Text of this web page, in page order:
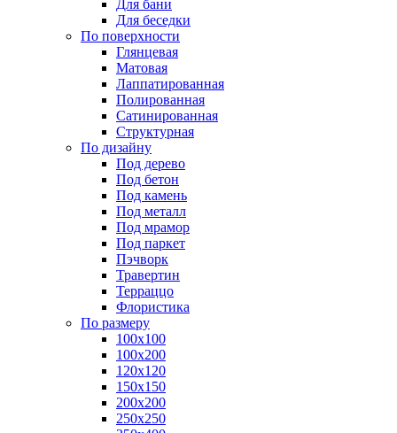
Для бани
Для беседки
По поверхности
Глянцевая
Матовая
Лаппатированная
Полированная
Сатинированная
Структурная
По дизайну
Под дерево
Под бетон
Под камень
Под металл
Под мрамор
Под паркет
Пэчворк
Травертин
Терраццо
Флористика
По размеру
100х100
100х200
120х120
150х150
200х200
250х250